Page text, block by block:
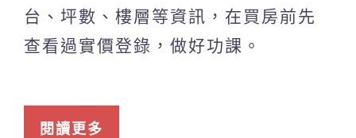
台、坪數、樓層等資訊，在買房前先
查看過實價登錄，做好功課。
閱讀更多